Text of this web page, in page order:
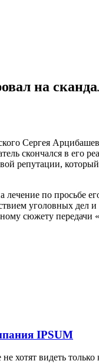
на
Сергея
скончался в его
репутации,
по просьбе
уголовных дел
сюжету
IPSUM
хотят видеть